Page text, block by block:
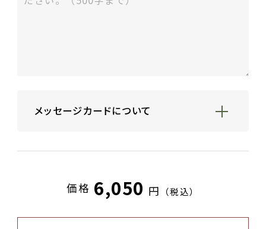
度、紙箱・桐箱の1〜2膳用は7箱程度、3〜5
メッセージカードについて
カードはお箸と一緒に、包装内にお入れいた
価格 6,050 円 （税込）